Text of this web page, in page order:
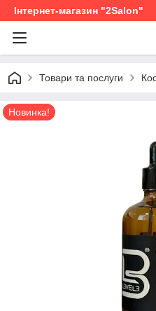
Інтернет-магазин "2Salon"
Товари та послуги
Новинка!